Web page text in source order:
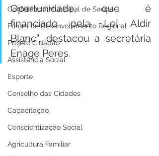
Conferência Municipal de Saúde
Fórum de Desenvolvimento Regional
Projeto Cidadão
Assistência Social
Esporte
Conselho das Cidades
Capacitação
Conscientização Social
Agricultura Familiar
Oportunidade, que é
financiado pela Lei Aldir
Blanc”, destacou a secretária
Enage Peres.